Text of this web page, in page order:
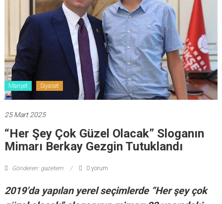
Manşet Siyaset
25 Mart 2025
“Her Şey Çok Güzel Olacak” Sloganın
Mimarı Berkay Gezgin Tutuklandı
Gönderen: gazetem 0 yorum
2019’da yapılan yerel seçimlerde “Her şey çok